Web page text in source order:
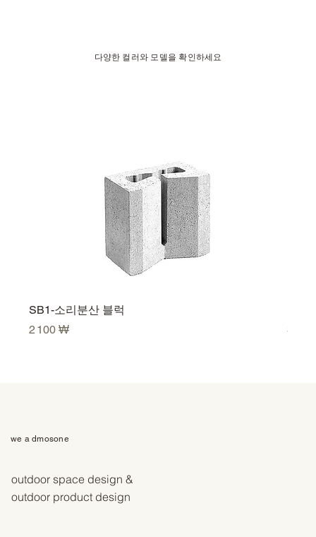
다양한 컬러와 모델을 확인하세요
SB1-소리분산 블럭
Prix
2 100 ₩
Prix
3
we a dmosone
outdoor space design &
outdoor product design